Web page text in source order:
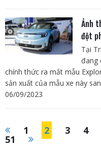
Ảnh
đột
Tại
đang
chính thức ra mắt mẫu
sản xuất của mẫu xe này
06/09/2023
1 2 3 4
51